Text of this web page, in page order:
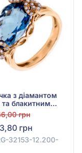
з діамантом
блакитним
7,5ct із
золота 585°,
32153-12.200-
грн
грн
32153-12.200-